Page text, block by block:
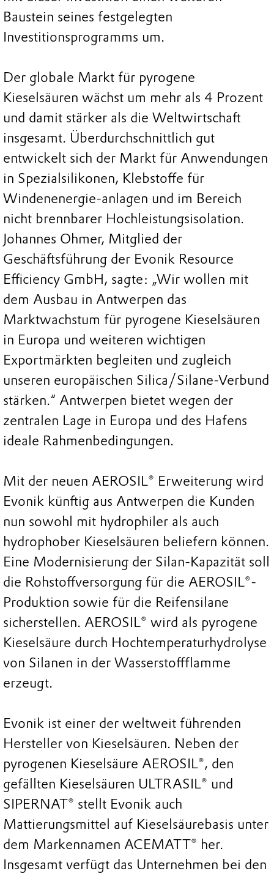
Baustein seines festgelegten
Investitionsprogramms um.
Der globale Markt für pyrogene
Kieselsäuren wächst um mehr als 4 Prozent
und damit stärker als die Weltwirtschaft
insgesamt. Überdurchschnittlich gut
entwickelt sich der Markt für Anwendungen
in Spezialsilikonen, Klebstoffe für
Windenenergie-anlagen und im Bereich
nicht brennbarer Hochleistungsisolation.
Johannes Ohmer, Mitglied der
Geschäftsführung der Evonik Resource
Efficiency GmbH, sagte: „Wir wollen mit
dem Ausbau in Antwerpen das
Marktwachstum für pyrogene Kieselsäuren
in Europa und weiteren wichtigen
Exportmärkten begleiten und zugleich
unseren europäischen Silica/Silane-Verbund
stärken.“ Antwerpen bietet wegen der
zentralen Lage in Europa und des Hafens
ideale Rahmenbedingungen.
Mit der neuen AEROSIL® Erweiterung wird
Evonik künftig aus Antwerpen die Kunden
nun sowohl mit hydrophiler als auch
hydrophober Kieselsäuren beliefern können.
Eine Modernisierung der Silan-Kapazität soll
die Rohstoffversorgung für die AEROSIL®-
Produktion sowie für die Reifensilane
sicherstellen. AEROSIL® wird als pyrogene
Kieselsäure durch Hochtemperaturhydrolyse
von Silanen in der Wasserstoffflamme
erzeugt.
Evonik ist einer der weltweit führenden
Hersteller von Kieselsäuren. Neben der
pyrogenen Kieselsäure AEROSIL®, den
gefällten Kieselsäuren ULTRASIL® und
SIPERNAT® stellt Evonik auch
Mattierungsmittel auf Kieselsäurebasis unter
dem Markennamen ACEMATT® her.
Insgesamt verfügt das Unternehmen bei den